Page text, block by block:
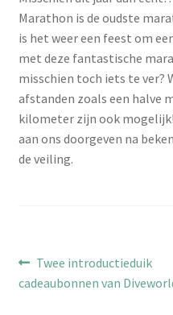
Marathon is de oudste
is het weer een feest om
met deze fantastische
misschien toch iets te ver?
afstanden zoals een halve
kilometer zijn ook
aan ons doorgeven na
de veiling.
Bericht
navigatie
Vorig
bericht:
Twee introductieduik
cadeaubonnen van